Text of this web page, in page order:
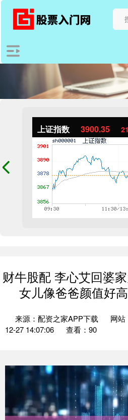
上证指数 3900.35
财牛股配 李心艾回婆
女儿像爸爸颜值好
来源：配资之家APP下载 网站
12-27 14:07:06
查看：90